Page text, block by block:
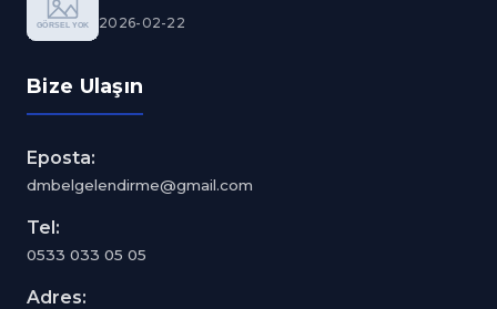
2026-02-22
Bize Ulaşın
Eposta:
dmbelgelendirme@gmail.com
Tel:
0533 033 05 05
Adres: